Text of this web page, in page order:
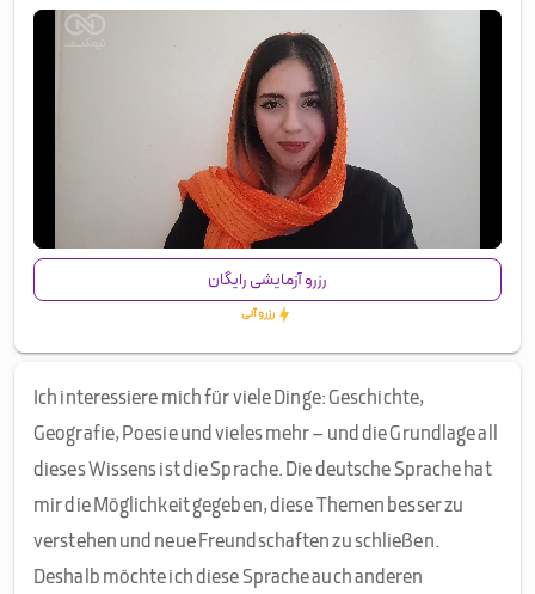
00:00/
رزرو آزمایشی رایگان
رزرو آنی
Ich interessiere mich für viele Dinge: Geschichte,
Geografie, Poesie und vieles mehr – und die Grundlage all
dieses Wissens ist die Sprache. Die deutsche Sprache hat
mir die Möglichkeit gegeben, diese Themen besser zu
verstehen und neue Freundschaften zu schließen.
Deshalb möchte ich diese Sprache auch anderen